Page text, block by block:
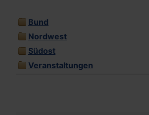
Bund
Nordwest
Südost
Veranstaltungen